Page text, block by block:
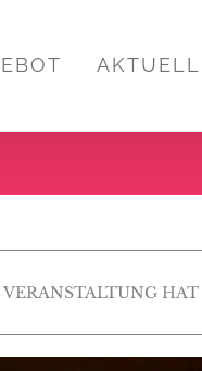
AKTUELL
VERANSTALTUNG